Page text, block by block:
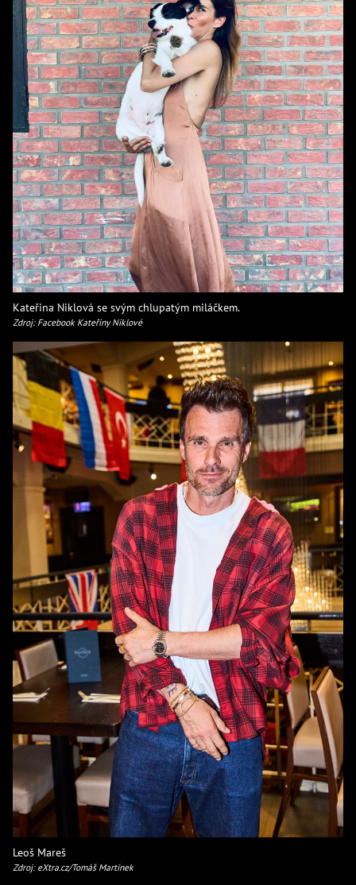
Kateřina Niklová se svým chlupatým miláčkem.
Zdroj: Facebook Kateřiny Niklové
Leoš Mareš
Zdroj: eXtra.cz/Tomáš Martínek